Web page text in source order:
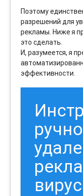
Поэтому
разрешений для
рекламы. Ниже я
это сделать.
И, разумеется, я
эффективности.